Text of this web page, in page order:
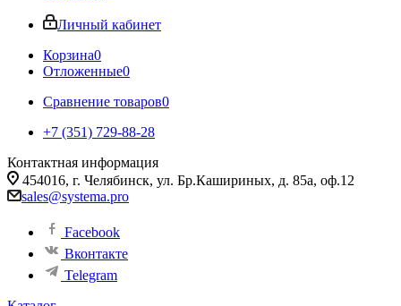
Личный кабинет
Корзина0
Отложенные0
Сравнение товаров0
+7 (351) 729-88-28
Контактная информация
454016, г. Челябинск, ул. Бр.Кашириных, д. 85а, оф.12
sales@systema.pro
Facebook
Вконтакте
Telegram